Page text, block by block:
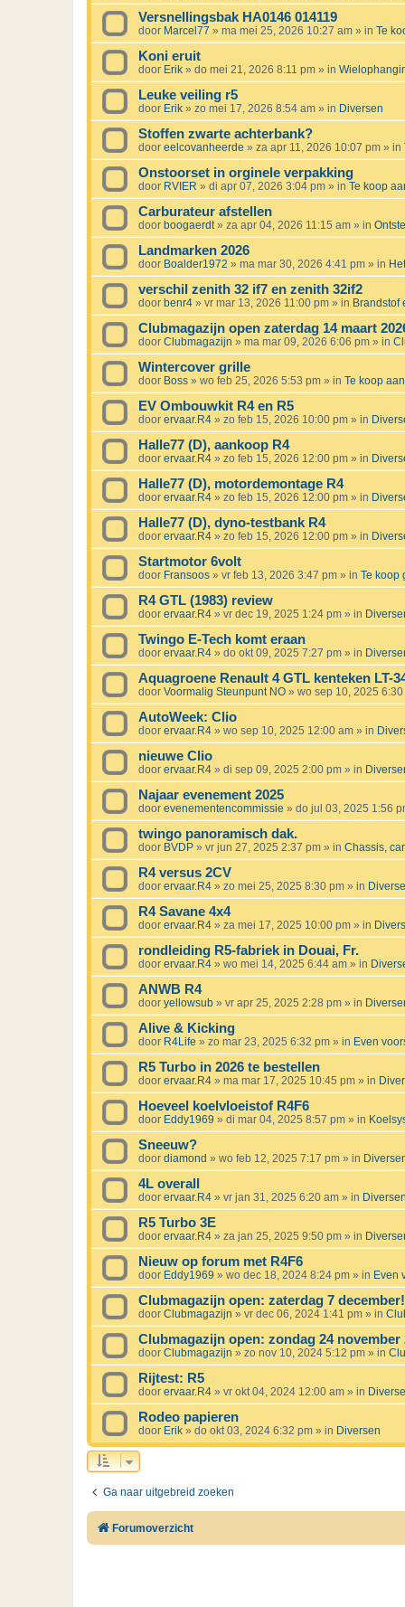
Versnellingsbak HA0146 014119
door Marcel77 » ma mei 25, 2026 10:27 am » in Te
Koni eruit
door Erik » do mei 21, 2026 8:11 pm » in
Leuke veiling r5
door Erik » zo mei 17, 2026 8:54 am » in Diversen
Stoffen zwarte achterbank?
door eelcovanheerde » za apr 11, 2026 10:07 pm » in
Onstoorset in orginele verpakking
door RVIER » di apr 07, 2026 3:04 pm » in Te koop
Carburateur afstellen
door boogaerdt» za apr 04, 2026 11:15 am » in
Landmarken 2026
door Boalder1972 » ma mar 30, 2026 4:41 pm » in
verschil zenith 32 if7 en zenith 32if2
door benr4 » vr mar 13, 2026 11:00 pm » in Brandstof
Clubmagazijn open zaterdag 14 maart
door Clubmagazijn » ma mar 09, 2026 6:06 pm » in
Wintercover grille
door Boss » wo feb 25, 2026 5:53 pm » in Te koop
EV Ombouwkit R4 en R5
door ervaar.R4 » zo feb 15, 2026 10:00 pm » in
Halle77 (D), aankoop R4
door ervaar.R4 » zo feb 15, 2026 12:00 pm » in
Halle77 (D), motordemontage R4
door ervaar.R4 » zo feb 15, 2026 12:00 pm » in
Halle77 (D), dyno-testbank R4
door ervaar.R4 » zo feb 15, 2026 12:00 pm » in
Startmotor 6volt
door Fransoos » vr feb 13, 2026 3:47 pm » in Te koop
R4 GTL (1983) review
door ervaar.R4 » vr dec 19, 2025 1:24 pm » in
Twingo E-Tech komt eraan
door ervaar.R4 » do okt 09, 2025 7:27 pm » in
Aquagroene Renault 4 GTL kenteken LT-
door Voormalig Steunpunt NO » wo sep 10, 2025 6:30
AutoWeek: Clio
door ervaar.R4 » wo sep 10, 2025 12:00 am » in
nieuwe Clio
door ervaar.R4 » di sep 09, 2025 2:00 pm » in
Najaar evenement 2025
door evenementencommissie » do jul 03, 2025 1:56
twingo panoramisch dak.
door BVDP » vr jun 27, 2025 2:37 pm » in Chassis,
R4 versus 2CV
door ervaar.R4 » zo mei 25, 2025 8:30 pm » in
R4 Savane 4x4
door ervaar.R4 » za mei 17, 2025 10:00 pm » in
rondleiding R5-fabriek in Douai, Fr.
door ervaar.R4 » wo mei 14, 2025 6:44 am » in
ANWB R4
door yellowsub » vr apr 25, 2025 2:28 pm » in
Alive & Kicking
door R4Life » zo mar 23, 2025 6:32 pm » in Even
R5 Turbo in 2026 te bestellen
door ervaar.R4 » ma mar 17, 2025 10:45 pm » in
Hoeveel koelvloeistof R4F6
door Eddy1969 » di mar 04, 2025 8:57 pm » in
Sneeuw?
door diamond » wo feb 12, 2025 7:17 pm » in
4L overall
door ervaar.R4 » vr jan 31, 2025 6:20 am » in Diversen
R5 Turbo 3E
door ervaar.R4 » za jan 25, 2025 9:50 pm » in
Nieuw op forum met R4F6
door Eddy1969 » wo dec 18, 2024 8:24 pm » in Even
Clubmagazijn open: zaterdag 7 december!
door Clubmagazijn » vr dec 06, 2024 1:41 pm » in
Clubmagazijn open: zondag 24 november
door Clubmagazijn » zo nov 10, 2024 5:12 pm » in
Rijtest: R5
door ervaar.R4 » vr okt 04, 2024 12:00 am » in
Rodeo papieren
door Erik » do okt 03, 2024 6:32 pm » in Diversen
Ga naar uitgebreid zoeken
Forumoverzicht